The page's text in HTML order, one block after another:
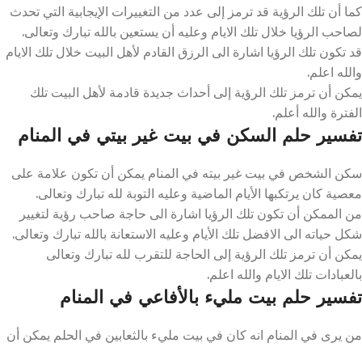
كما أن تلك الرؤية قد ترمز إلى عدد من التغييرات الإيجابية التي تحدث
لصاحب الرؤيا خلال تلك الايام وعليه أن يستعين بالله تبارك وتعالى.
قد تكون تلك الرؤيا اشارة الى الرزق القادم لأهل البيت خلال تلك الايام
والله اعلم.
يمكن أن ترمز تلك الرؤية إلى أحداث جديدة قادمة لأهل البيت تلك
الفترة والله أعلم.
تفسير حلم السكن في بيت غير بيتي في المنام
سكن الشخص في بيت غير بيته في المنام يمكن أن تكون علامة على
معصية كان يرتكبها الأيام الماضية وعليه التوبة لله تبارك وتعالى.
من الممكن أن تكون تلك الرؤيا اشارة الى حاجة صاحب رؤية لتغيير
شكل حياته الى الافضل تلك الأيام وعليه الاستعانة بالله تبارك وتعالى.
يمكن أن ترمز تلك الرؤية إلى الحاجة للتقرب لله تبارك وتعالى
بالعبادات تلك الايام والله اعلم.
تفسير حلم بيت مليء بالأفاعي في المنام
من يرى في المنام انه كان في بيت مليء بالثعابين في الحلم يمكن أن